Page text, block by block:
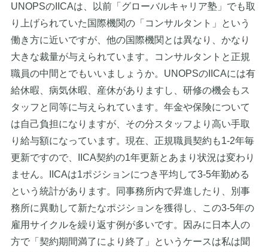
UNOPSのIICAは、以前「グローバルキャリア塾」でも取
り上げられていた国際機関の「コンサルタント」という
働き方に近いですが、他の国際機関とは異なり、かなり
大きな裁量が与えられています。コンサルタントと正規
職員の中間とでもいいましょうか。UNOPSのIICAには有
給休暇、病気休暇、産休がありますし、研修の機会もス
タッフと同等に与えられています。年金や保険について
は自己負担になりますが、その分スタッフより高い手取
り給与額になっています。現在、正規職員契約も1-2年毎
更新ですので、IICA契約の1年更新とあまり状況は変わり
ません。IICAは1ポジションにつき平均して3-5年勤める
という統計があります。同事務所内で昇進したり、別事
務所に異動して新たなポジションを獲得し、この3-5年の
雇用サイクルを繰り返す例が多いです。因みに日本人の
方で「契約期間満了により終了」というケースは私は聞